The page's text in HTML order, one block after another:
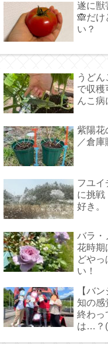
遂に獣
🙈だ
い？
うどん
で収穫
んこ病
紫陽花
／倉庫
フユイ
に挑戦
好き。
バラ・
花時期
どやっ
い！
【バ
知の感
終わっ
は…？